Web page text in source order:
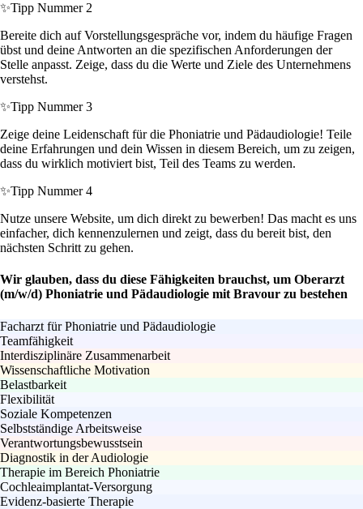
✨Tipp Nummer 2
Bereite dich auf Vorstellungsgespräche vor, indem du häufige Fragen
übst und deine Antworten an die spezifischen Anforderungen der
Stelle anpasst. Zeige, dass du die Werte und Ziele des Unternehmens
verstehst.
✨Tipp Nummer 3
Zeige deine Leidenschaft für die Phoniatrie und Pädaudiologie! Teile
deine Erfahrungen und dein Wissen in diesem Bereich, um zu zeigen,
dass du wirklich motiviert bist, Teil des Teams zu werden.
✨Tipp Nummer 4
Nutze unsere Website, um dich direkt zu bewerben! Das macht es uns
einfacher, dich kennenzulernen und zeigt, dass du bereit bist, den
nächsten Schritt zu gehen.
Wir glauben, dass du diese Fähigkeiten brauchst, um Oberarzt
(m/w/d) Phoniatrie und Pädaudiologie mit Bravour zu bestehen
Facharzt für Phoniatrie und Pädaudiologie
Teamfähigkeit
Interdisziplinäre Zusammenarbeit
Wissenschaftliche Motivation
Belastbarkeit
Flexibilität
Soziale Kompetenzen
Selbstständige Arbeitsweise
Verantwortungsbewusstsein
Diagnostik in der Audiologie
Therapie im Bereich Phoniatrie
Cochleaimplantat-Versorgung
Evidenz-basierte Therapie